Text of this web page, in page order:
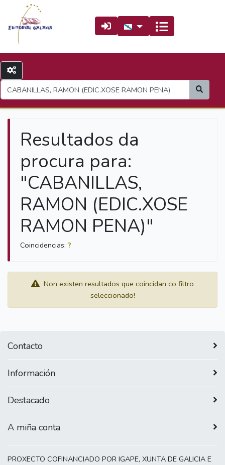
Resultados da
procura para:
"CABANILLAS,
RAMON (EDIC.XOSE
RAMON PENA)"
Coincidencias:?
Non existen resultados que coincidan co filtro
seleccionado!
Contacto
Información
Destacado
A miña conta
PROXECTO COFINANCIADO POR IGAPE, XUNTA DE GALICIA E